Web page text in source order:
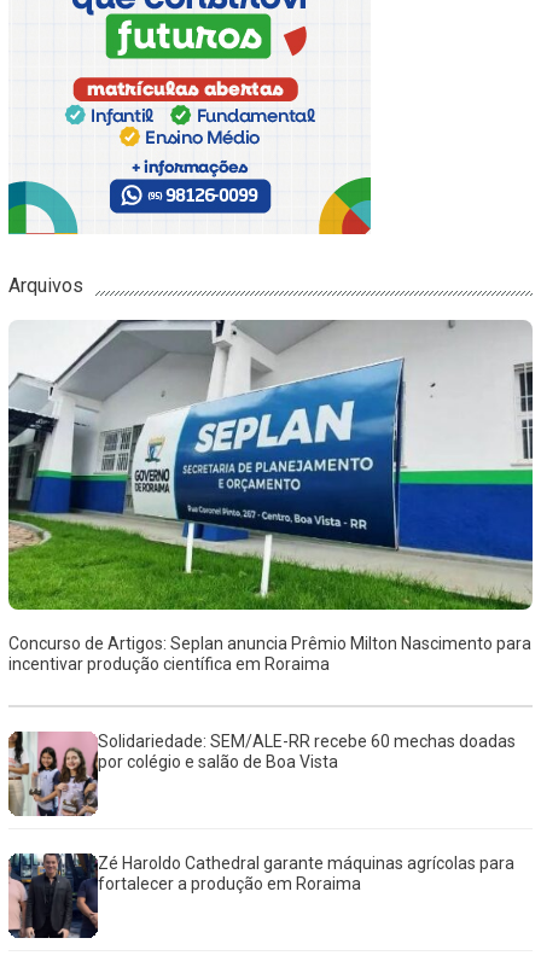
Arquivos
Concurso de Artigos: Seplan anuncia Prêmio Milton Nascimento para
incentivar produção científica em Roraima
Solidariedade: SEM/ALE-RR recebe 60 mechas doadas
por colégio e salão de Boa Vista
Zé Haroldo Cathedral garante máquinas agrícolas para
fortalecer a produção em Roraima